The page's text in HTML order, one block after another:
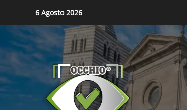
content
6 Agosto 2026